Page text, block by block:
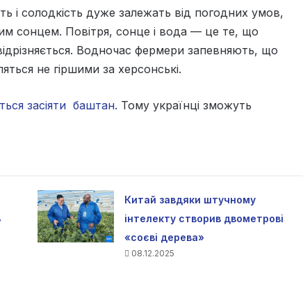
і солодкість дуже залежать від погодних умов,
сонцем. Повітря, сонце і вода — це те, що
Водночас фермери запевняють, що
не гіршими за херсонські.
засіяти баштан. Тому українці зможуть
Китай завдяки штучному
інтелекту створив двометрові
«соєві дерева»
08.12.2025